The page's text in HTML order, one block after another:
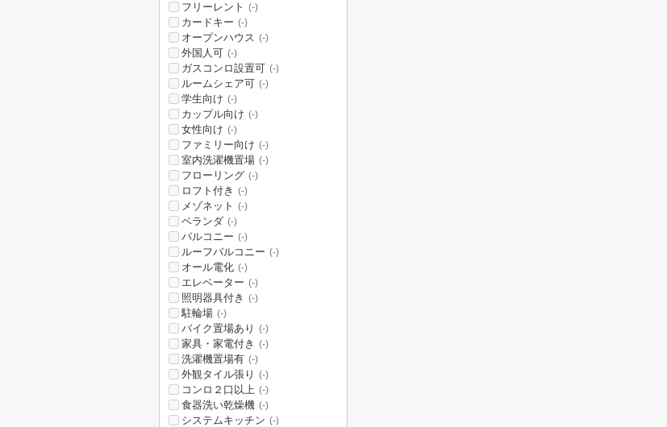
フリーレント (-)
カードキー (-)
オープンハウス (-)
外国人可 (-)
ガスコンロ設置可 (-)
ルームシェア可 (-)
学生向け (-)
カップル向け (-)
女性向け (-)
ファミリー向け (-)
室内洗濯機置場 (-)
フローリング (-)
ロフト付き (-)
メゾネット (-)
ベランダ (-)
バルコニー (-)
ルーフバルコニー (-)
オール電化 (-)
エレベーター (-)
照明器具付き (-)
駐輪場 (-)
バイク置場あり (-)
家具・家電付き (-)
洗濯機置場有 (-)
外観タイル張り (-)
コンロ２口以上 (-)
食器洗い乾燥機 (-)
システムキッチン (-)